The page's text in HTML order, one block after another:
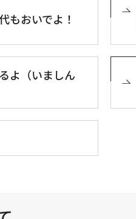
おいでよ！
よ（いましん